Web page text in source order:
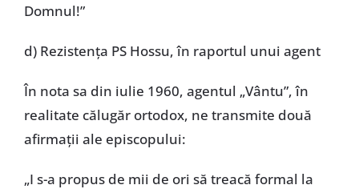
Domnul!”
d) Rezistența PS Hossu, în raportul unui agent
În nota sa din iulie 1960, agentul „Vântu”, în
realitate călugăr ortodox, ne transmite două
afirmații ale episcopului:
„I s-a propus de mii de ori să treacă formal la